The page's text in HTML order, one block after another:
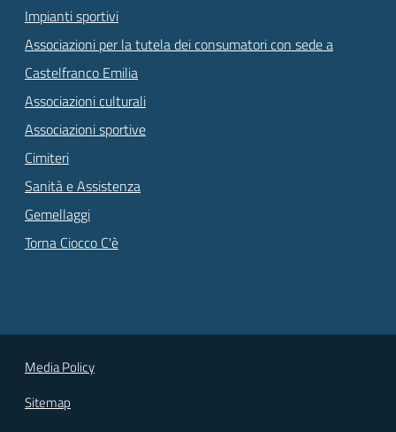
Impianti sportivi
Associazioni per la tutela dei consumatori con sede a
Castelfranco Emilia
Associazioni culturali
Associazioni sportive
Cimiteri
Sanità e Assistenza
Gemellaggi
Torna Ciocco C'è
Media Policy
Sitemap